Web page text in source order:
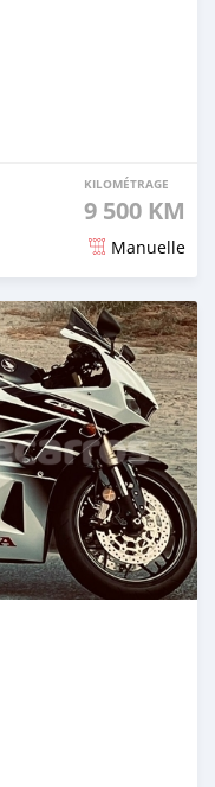
KILOMÉTRAGE
9 500 KM
Manuelle